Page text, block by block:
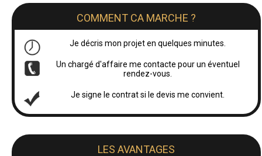
COMMENT CA MARCHE ?
Je décris mon projet en quelques minutes.
Un chargé d'affaire me contacte pour un éventuel
rendez-vous.
Je signe le contrat si le devis me convient.
LES AVANTAGES